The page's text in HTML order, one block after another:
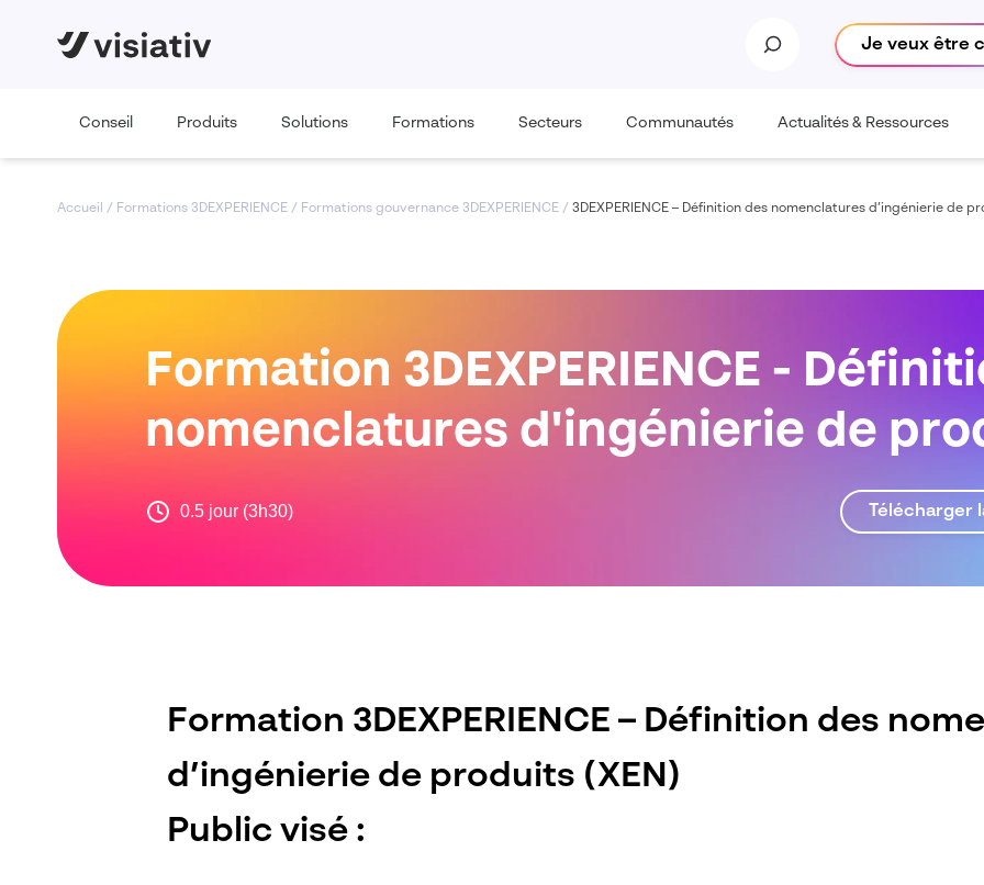
Je veux être
Conseil Produits Solutions Formations Secteurs Communautés Actualités & Ressources
Accueil / Formations 3DEXPERIENCE / Formations gouvernance 3DEXPERIENCE / 3DEXPERIENCE – Définition des nomenclatures d’ingénierie de
Formation 3DEXPERIENCE -
nomenclatures d'ingénierie de
0.5 jour (3h30) Télécharger
Formation 3DEXPERIENCE – Définition des
d’ingénierie de produits (XEN)
Public visé :